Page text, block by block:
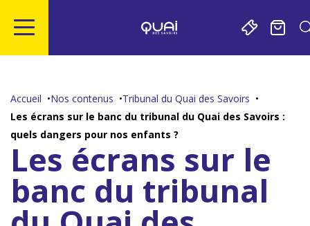
contenu
la
page
Accueil Nos contenus
Tribunal du Quai des Savoirs
Les écrans sur le banc du tribunal du Quai des Savoirs :
quels dangers pour nos enfants ?
Les écrans sur le
banc du tribunal